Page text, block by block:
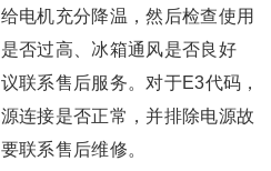
电机充分降温，然后检查使用
否过高、冰箱通风是否良好
联系售后服务。对于E3代码，
连接是否正常，并排除电源故
联系售后维修。